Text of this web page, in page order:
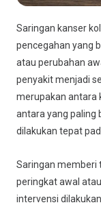
Saringan kanser
pencegahan yang
atau perubahan
penyakit menjadi
merupakan antara
antara yang paling
dilakukan tepat
Saringan memberi
peringkat awal
intervensi